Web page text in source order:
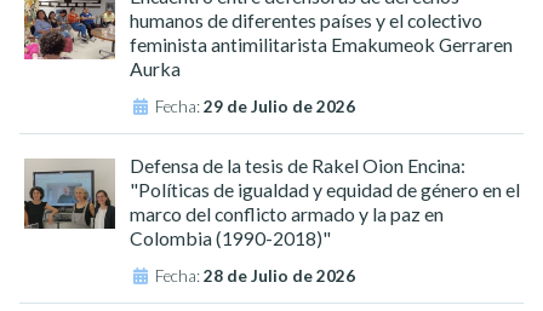
humanos de diferentes países y el colectivo
feminista antimilitarista Emakumeok Gerraren
Aurka
Fecha:29 de Julio de 2026
Defensa de la tesis de Rakel Oion Encina:
"Políticas de igualdad y equidad de género en el
marco del conflicto armado y la paz en
Colombia (1990-2018)"
Fecha:28 de Julio de 2026